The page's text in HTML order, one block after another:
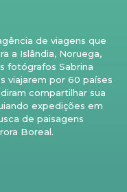
de viagens que
a Islândia, Noruega,
fotógrafos Sabrina
viajarem por 60 países
compartilhar sua
expedições em
de paisagens
Boreal.